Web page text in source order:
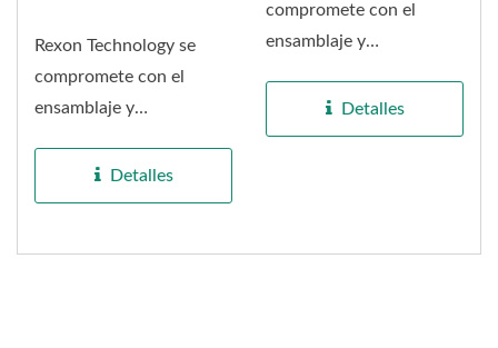
Rexon Technology se
compromete con el
ensamblaje y
electrodomésticos....
Detalles
compromete con el
ensamblaje y
cableado de
electrodomésticos...
Detalles